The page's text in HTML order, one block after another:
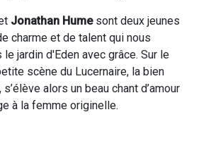
Jonathan Humesont deux jeunes
charme et de talent qui nous
jardin d'Eden avec grâce. Sur le
scène du Lucernaire, la bien
alors un beau chant d’amour
à la femme originelle.